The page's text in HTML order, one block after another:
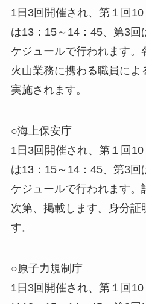
1日3回開催され、第１回
は13：15～14：45、第3回
ケジュールで行われます。
火山業務に携わる職員に
実施されます。
○海上保安庁
1日3回開催され、第１回
は13：15～14：45、第3回
ケジュールで行われます。
次第、掲載します。身分証
す。
○原子力規制庁
1日3回開催され、第１回